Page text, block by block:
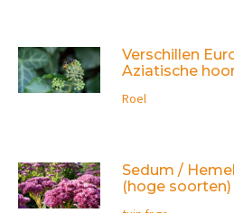
Verschillen
Aziatische
Roel
Sedum /
(hoge soorten)